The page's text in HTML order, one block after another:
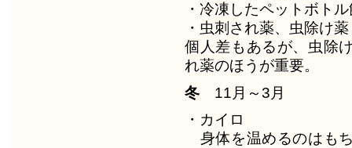
・冷凍したペットボト
・虫刺され薬、虫除け薬
個人差もあるが、虫除
れ薬のほうが重要。
冬 11月～3月
・カイロ
身体を温めるのはも